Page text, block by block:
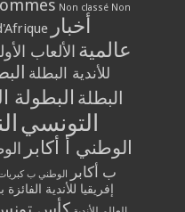
Non classé Non
أخبار
عالمية الألعاب
للأندية البطلة
البطلة البطولة
التونسي
الوطني أ أكابر
ب أكابر
الوطني ب
إفريقيا للأندية